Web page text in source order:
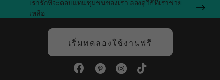
เรารักที่จะตอบแทนชุมชนของเรา ลองดูวิธีที่เราช่วย
เหลือ
เริ่มทดลองใช้งานฟรี